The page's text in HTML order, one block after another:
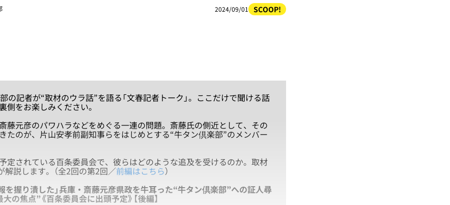
2024/09/01 SCOOP!
部の記者が“取材のウラ話”を語る「文春記者トーク」。ここだけで聞ける話
側をお楽しみください。
藤元彦のパワハラなどをめぐる一連の問題。斎藤氏の側近として、その
たのが、片山安孝前副知事らをはじめとする“牛タン倶楽部”のメンバー
定されている百条委員会で、彼らはどのような追及を受けるのか。取材
解説します。（全2回の第2回／前編はこちら）
握り潰した」兵庫・斎藤元彦県政を牛耳った“牛タン倶楽部”への証人尋
の焦点”《百条委員会に出頭予定》【後編】